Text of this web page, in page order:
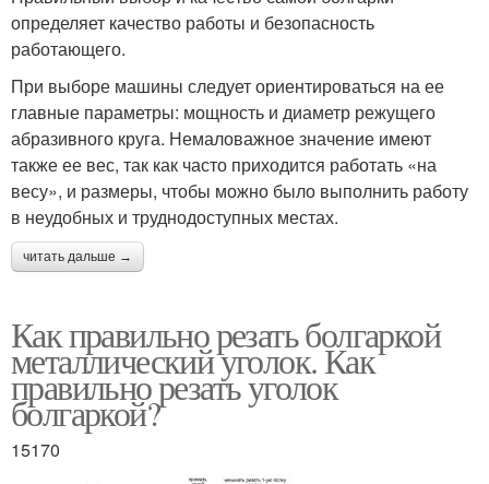
определяет качество работы и безопасность
работающего.
При выборе машины следует ориентироваться на ее
главные параметры: мощность и диаметр режущего
абразивного круга. Немаловажное значение имеют
также ее вес, так как часто приходится работать «на
весу», и размеры, чтобы можно было выполнить работу
в неудобных и труднодоступных местах.
читать дальше →
Как правильно резать болгаркой
металлический уголок. Как
правильно резать уголок
болгаркой?
15170